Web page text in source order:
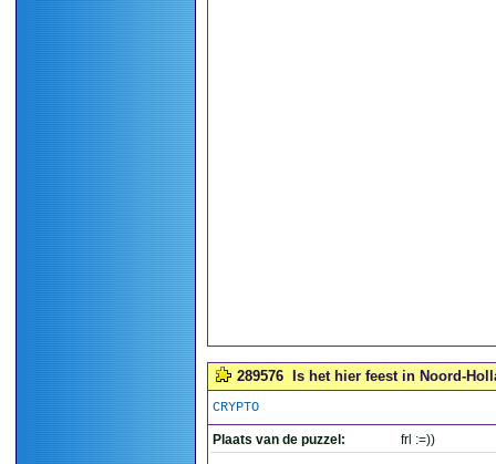
289576 Is het hier feest in Noord-
CRYPTO
Plaats van de puzzel:
frl :=))